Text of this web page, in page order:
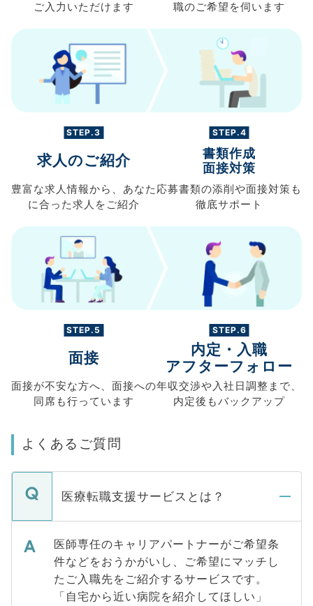
ご入力 いただけます
職のご希望を伺います
STEP.3
求人のご紹介
豊富な求人情報から、 あなた
に合った求人を ご紹介
STEP.4
書類作成
面接対策
応募書類の添削や面接対策も
徹底サポート
STEP.5
面接
面接が不安な方へ、 面接への
同席も行っています
STEP.6
内定・入職
アフターフォロー
年収交渉や入社日調整まで、
内定後もバックアップ
よくあるご質問
医療転職支援サービスとは？
医師専任のキャリアパートナーがご希望条
件などをおうかがいし、ご希望にマッチし
たご入職先をご紹介するサービスです。
「自宅から近い病院を紹介してほしい」